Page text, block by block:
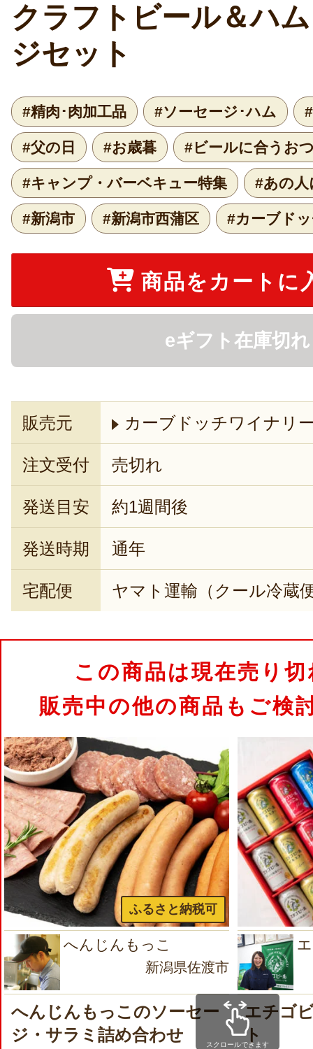
クラフトビール＆ハ
ジセット
#精肉･肉加工品 #ソーセージ･ハム
#父の日 #お歳暮 #ビールに合うお
#キャンプ・バーベキュー特集 #あの人
#新潟市 #新潟市西蒲区 #カーブド
商品をカートに
eギフト在庫切れ
販売元 カーブドッチワイナリ
注文受付 売切れ
発送目安 約1週間後
発送時期 通年
宅配便 ヤマト運輸（クール冷蔵
この商品は現在売り
販売中の他の商品もご検
ふるさと納税可
へんじんもっこ
新潟県佐渡市
へんじんもっこのソーセー
ジ・サラミ詰め合わせ
エチゴ
ト
スクロールできます